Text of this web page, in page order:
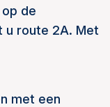
de
u route 2A. Met
met een